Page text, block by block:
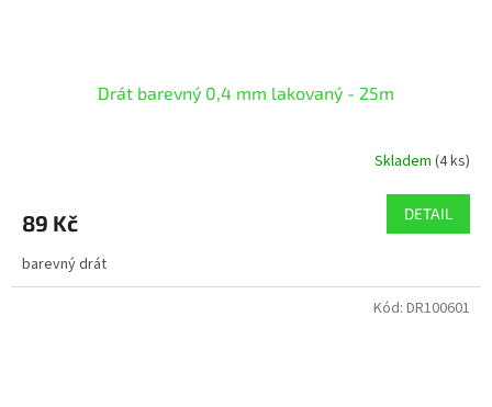
Drát barevný 0,4 mm lakovaný - 25m
Skladem (4 ks)
89 Kč DETAIL
barevný drát
Kód: DR100601